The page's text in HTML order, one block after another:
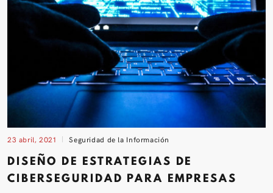
23 abril, 2021 Seguridad de la Información
DISEÑO DE ESTRATEGIAS DE
CIBERSEGURIDAD PARA EMPRESAS